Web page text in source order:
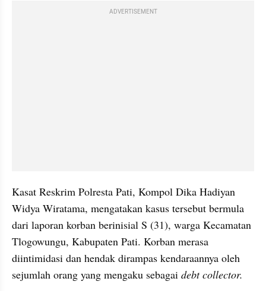
ADVERTISEMENT
Kasat Reskrim Polresta Pati, Kompol Dika Hadiyan
Widya Wiratama, mengatakan kasus tersebut bermula
dari laporan korban berinisial S (31), warga Kecamatan
Tlogowungu, Kabupaten Pati. Korban merasa
diintimidasi dan hendak dirampas kendaraannya oleh
sejumlah orang yang mengaku sebagai debt collector.